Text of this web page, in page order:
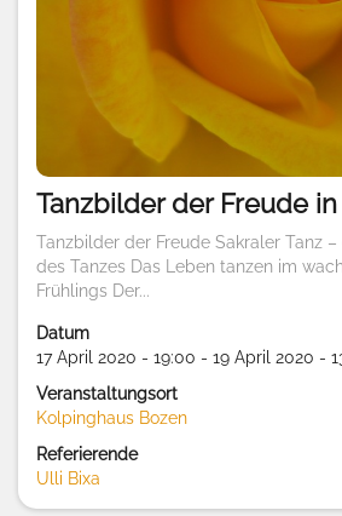
Tanzbilder der Freude
Tanzbilder der Freude Sakraler Tanz
des Tanzes Das Leben tanzen im
Frühlings Der...
Datum
17 April 2020 - 19:00 - 19 April 2020 -
Veranstaltungsort
Kolpinghaus Bozen
Referierende
Ulli Bixa